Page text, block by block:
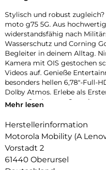
Stylisch und robust
moto g75 5G. Aus
widerstandsfähig nach
Wasserschutz und Corning
Begleiter in deinem Alltag.
Kamera mit OIS gestochen
Videos auf. Genieße
besonders hellen 6,78″-Full-
Dolby Atmos. Erlebe als
neuen Qualcomm
Aufladen und kabellosem
Fotos, Songs, Filme und
die Ewigkeit gemacht. Das
Mehr lesen
Herstellerinformation
Motorola Mobility (A
Vorstadt 2
61440 Oberursel